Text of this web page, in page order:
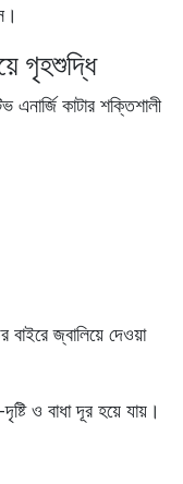
গৃহশুদ্ধি
এনার্জি কাটার শক্তিশালী
বাইরে জ্বালিয়ে দেওয়া
ও বাধা দূর হয়ে যায়।